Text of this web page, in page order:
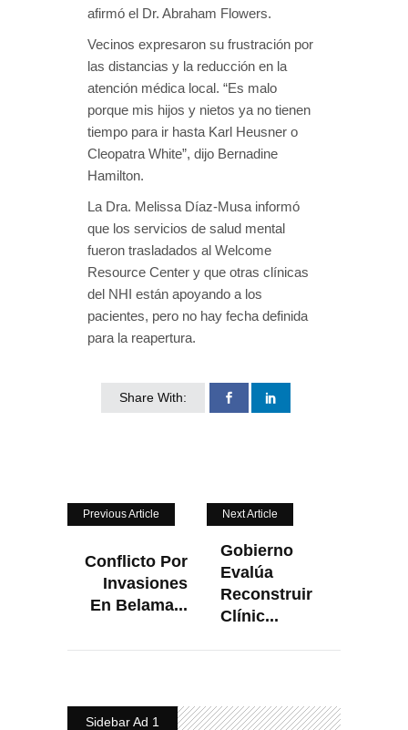
afirmó el Dr. Abraham Flowers.
Vecinos expresaron su frustración por
las distancias y la reducción en la
atención médica local. “Es malo
porque mis hijos y nietos ya no tienen
tiempo para ir hasta Karl Heusner o
Cleopatra White”, dijo Bernadine
Hamilton.
La Dra. Melissa Díaz-Musa informó
que los servicios de salud mental
fueron trasladados al Welcome
Resource Center y que otras clínicas
del NHI están apoyando a los
pacientes, pero no hay fecha definida
para la reapertura.
Share With:
Previous Article
Conflicto Por
Invasiones
En Belama...
Next Article
Gobierno
Evalúa
Reconstruir
Clínic...
Sidebar Ad 1